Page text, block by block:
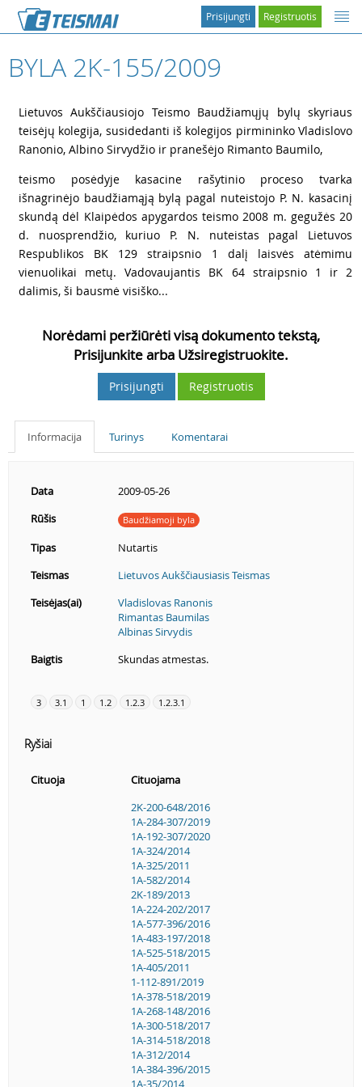
Registruotis
Prisijungti
BYLA 2K-155/2009
Lietuvos Aukščiausiojo Teismo Baudžiamųjų bylų skyriaus
teisėjų kolegija, susidedanti iš kolegijos pirmininko Vladislovo
Ranonio, Albino Sirvydžio ir pranešėjo Rimanto Baumilo,
teismo posėdyje kasacine rašytinio proceso tvarka
išnagrinėjo baudžiamąją bylą pagal nuteistojo P. N. kasacinį
skundą dėl Klaipėdos apygardos teismo 2008 m. gegužės 20
d. nuosprendžio, kuriuo P. N. nuteistas pagal Lietuvos
Respublikos BK 129 straipsnio 1 dalį laisvės atėmimu
vienuolikai metų. Vadovaujantis BK 64 straipsnio 1 ir 2
dalimis, ši bausmė visiško...
Norėdami peržiūrėti visą dokumento tekstą,
Prisijunkite arba Užsiregistruokite.
Prisijungti Registruotis
Informacija Turinys Komentarai
Data
2009-05-26
Rūšis
Baudžiamoji byla
Tipas
Nutartis
Teismas
Lietuvos Aukščiausiasis Teismas
Teisėjas(ai)
Vladislovas Ranonis
Rimantas Baumilas
Albinas Sirvydis
Baigtis
Skundas atmestas.
3 3.1 1 1.2 1.2.3 1.2.3.1
Ryšiai
Cituoja
Cituojama
2K-200-648/2016
1A-284-307/2019
1A-192-307/2020
1A-324/2014
1A-325/2011
1A-582/2014
2K-189/2013
1A-224-202/2017
1A-577-396/2016
1A-483-197/2018
1A-525-518/2015
1A-405/2011
1-112-891/2019
1A-378-518/2019
1A-268-148/2016
1A-300-518/2017
1A-314-518/2018
1A-312/2014
1A-384-396/2015
1A-35/2014